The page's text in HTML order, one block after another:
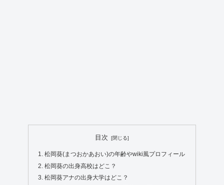
目次
松岡葵(まつおかあおい)の年齢やwiki風プロフィール
松岡葵の出身高校はどこ？
松岡葵アナの出身大学はどこ？